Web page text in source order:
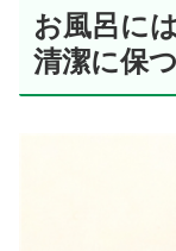
お風呂に
清潔に保